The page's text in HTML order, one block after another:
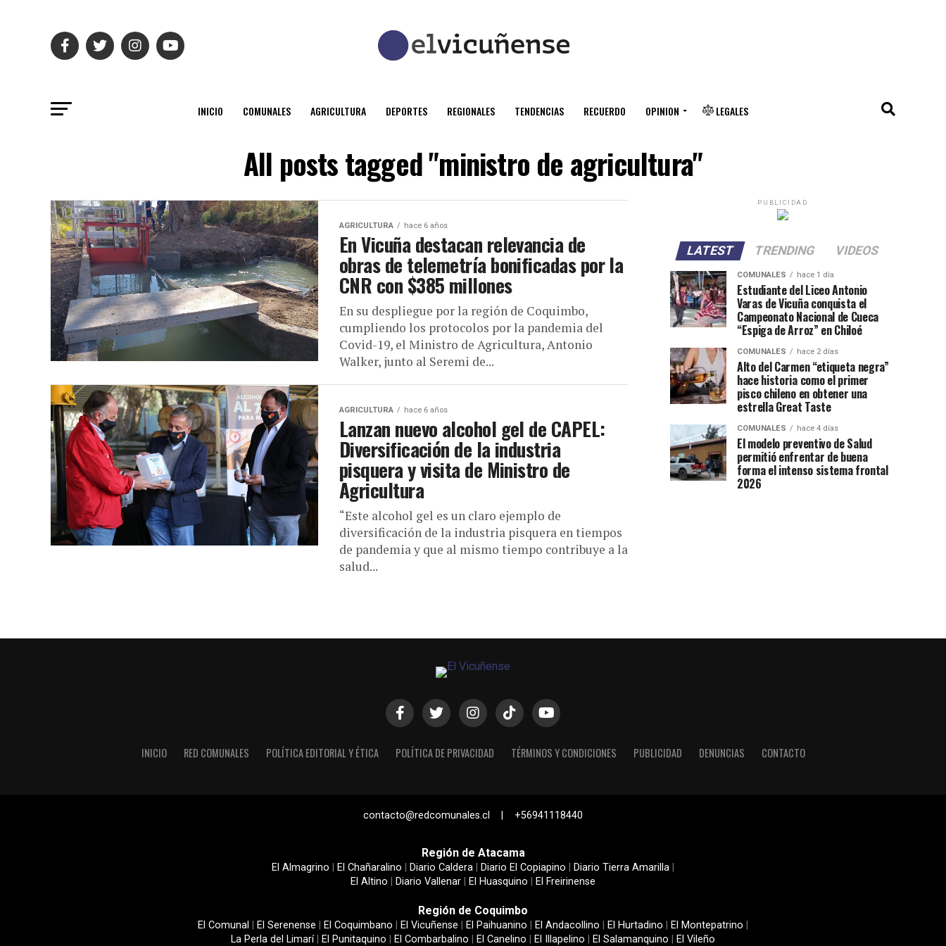
INICIO COMUNALES AGRICULTURA DEPORTES REGIONALES TENDENCIAS RECUERDO OPINION LEGALES
All posts tagged "ministro de agricultura"
AGRICULTURA hace 6 años
En Vicuña destacan relevancia de
obras de telemetría bonificadas por la
CNR con $385 millones
En su despliegue por la región de Coquimbo,
cumpliendo los protocolos por la pandemia del
Covid-19, el Ministro de Agricultura, Antonio
Walker, junto al Seremi de...
AGRICULTURA hace 6 años
Lanzan nuevo alcohol gel de CAPEL:
Diversificación de la industria
pisquera y visita de Ministro de
Agricultura
“Este alcohol gel es un claro ejemplo de
diversificación de la industria pisquera en tiempos
de pandemia y que al mismo tiempo contribuye a la
salud...
PUBLICIDAD
LATEST TRENDING VIDEOS
COMUNALES hace 1 día
Estudiante del Liceo Antonio
Varas de Vicuña conquista el
Campeonato Nacional de Cueca
“Espiga de Arroz” en Chiloé
COMUNALES hace 2 días
Alto del Carmen “etiqueta negra”
hace historia como el primer
pisco chileno en obtener una
estrella Great Taste
COMUNALES hace 4 días
El modelo preventivo de Salud
permitió enfrentar de buena
forma el intenso sistema frontal
2026
INICIO RED COMUNALES POLÍTICA EDITORIAL Y ÉTICA POLÍTICA DE PRIVACIDAD TÉRMINOS Y CONDICIONES PUBLICIDAD DENUNCIAS CONTACTO
contacto@redcomunales.cl | +56941118440
Región de Atacama
El Almagrino El Chañaralino Diario Caldera Diario El Copiapino Diario Tierra Amarilla
El Altino
Diario Vallenar El Huasquino El Freirinense
Región de Coquimbo
El Comunal El Serenense El Coquimbano El Vicuñense El Paihuanino El Andacollino El Hurtadino El Montepatrino
La Perla del Limarí| El Punitaquino El Combarbalino El Canelino El Illapelino El Salamanquino El Vileño